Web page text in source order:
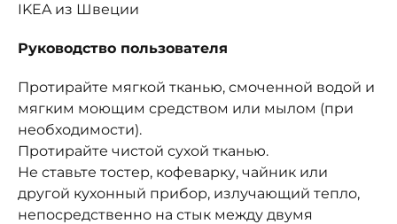
IKEA из Швеции
Руководство пользователя
Протирайте мягкой тканью, смоченной водой и
мягким моющим средством или мылом (при
необходимости).
Протирайте чистой сухой тканью.
Не ставьте тостер, кофеварку, чайник или
другой кухонный прибор, излучающий тепло,
непосредственно на стык между двумя